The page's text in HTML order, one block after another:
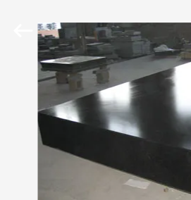
HAUS
PRODUKTE